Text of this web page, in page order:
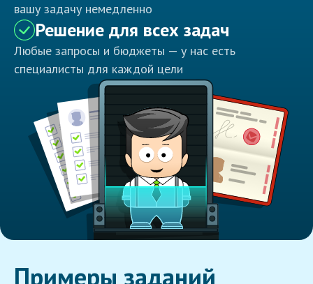
вашу задачу немедленно
Решение для всех задач
Любые запросы и бюджеты — у нас есть
специалисты для каждой цели
Примеры заданий